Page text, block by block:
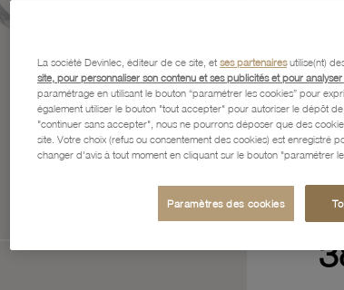
La société Devinlec, éditeur de ce site, et ses partenairesutilise(nt)
site, pour personnaliser son contenu et ses publicités et pour
paramétrage en utilisant le bouton “paramétrer les cookies” pour
également utiliser le bouton "tout accepter" pour autoriser le dépôt
"continuer sans accepter", nous ne pourrons déposer que des
site. Votre choix (refus ou consentement des cookies) est enregistré
changer d'avis à tout moment en cliquant sur le bouton "paramétrer
Paramètres des cookies